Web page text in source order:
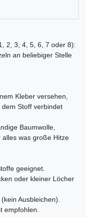
2, 3, 4, 5, 6, 7 oder 8):
an beliebiger Stelle
Kleber versehen,
Stoff verbindet
Baumwolle,
alles was große Hitze
geeignet.
oder kleiner Löcher
Ausbleichen).
empfohlen.